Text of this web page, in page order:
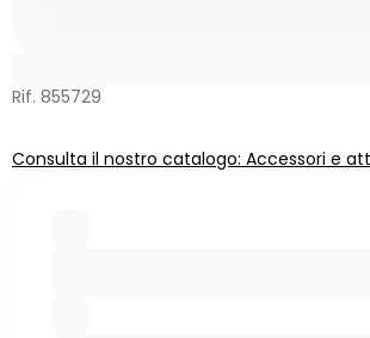
Rif. 855729
Consulta il nostro catalogo: Accessori e